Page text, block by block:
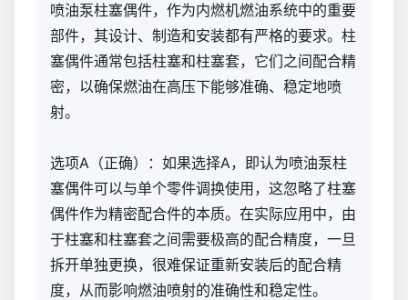
喷油泵柱塞偶件，作为内燃机燃油系统中的重要
部件，其设计、制造和安装都有严格的要求。柱
塞偶件通常包括柱塞和柱塞套，它们之间配合精
密，以确保燃油在高压下能够准确、稳定地喷
射。
选项A（正确）：如果选择A，即认为喷油泵柱
塞偶件可以与单个零件调换使用，这忽略了柱塞
偶件作为精密配合件的本质。在实际应用中，由
于柱塞和柱塞套之间需要极高的配合精度，一旦
拆开单独更换，很难保证重新安装后的配合精
度，从而影响燃油喷射的准确性和稳定性。